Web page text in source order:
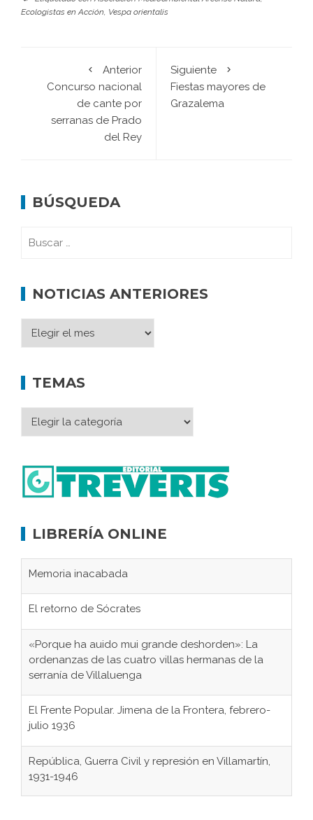
Ecologistas en Acción Vespa orientalis
Anterior
Concurso nacional
de cante por
serranas de Prado
del Rey
Siguiente
Fiestas mayores de
Grazalema
BÚSQUEDA
NOTICIAS ANTERIORES
TEMAS
LIBRERÍA ONLINE
Memoria inacabada
El retorno de Sócrates
«Porque ha auido mui grande deshorden»: La
ordenanzas de las cuatro villas hermanas de la
serranía de Villaluenga
El Frente Popular. Jimena de la Frontera, febrero-
julio 1936
República, Guerra Civil y represión en Villamartín,
1931-1946